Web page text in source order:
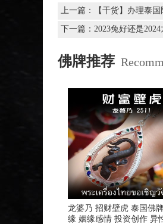
上一篇： 【干货】办理泰
下一篇： 2023兔好还是
佛牌推荐
龙婆乃 招财壁虎 泰国佛
缘 姻缘感情 投资创作 异